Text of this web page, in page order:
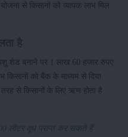
से किसानों को व्यापक लाभ मिल
शेड बनाने पर 1 लाख 60 हजार रुपए
किसानों को बैंक के माध्यम से दिया
से किसानों के लिए ऋण होता है
लीटर दूध प्राप्त कर सकते हैं